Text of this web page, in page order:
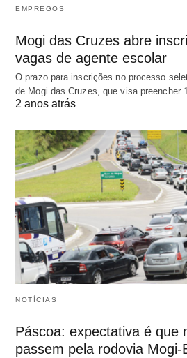
EMPREGOS
Mogi das Cruzes abre
vagas de agente escolar
O prazo para inscrições no processo
de Mogi das Cruzes, que visa preencher
2 anos atrás
NOTÍCIAS
Páscoa: expectativa é que
passem pela rodovia Mogi-